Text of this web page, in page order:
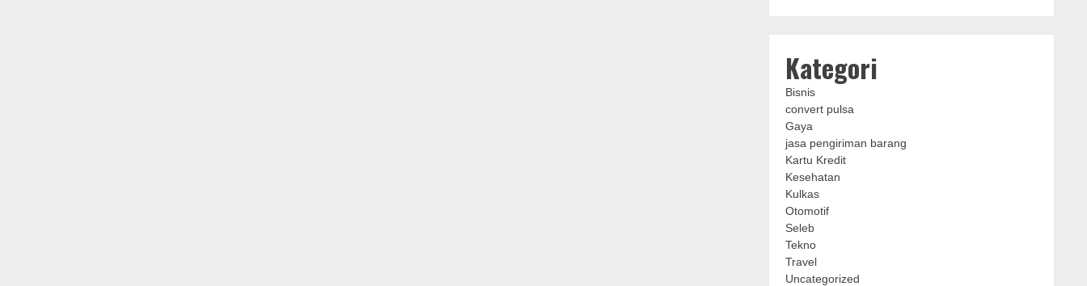
Kategori
Bisnis
convert pulsa
Gaya
jasa pengiriman barang
Kartu Kredit
Kesehatan
Kulkas
Otomotif
Seleb
Tekno
Travel
Uncategorized